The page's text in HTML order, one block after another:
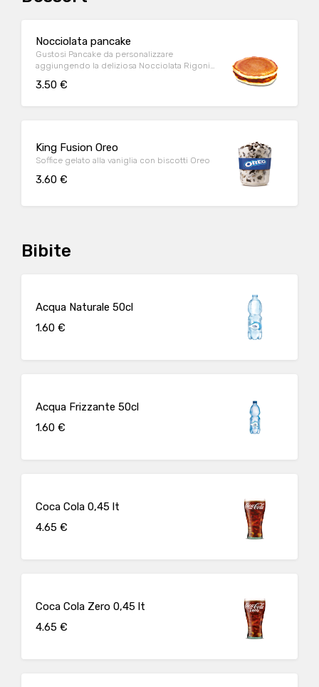
Nocciolata pancake
Gustosi Pancake da personalizzare
aggiungendo la deliziosa Nocciolata Rigoni
3.50 €
King Fusion Oreo
Soffice gelato alla vaniglia con biscotti Oreo
3.60 €
Bibite
Acqua Naturale 50cl
1.60 €
Acqua Frizzante 50cl
1.60 €
Coca Cola 0,45 lt
4.65 €
Coca Cola Zero 0,45 lt
4.65 €